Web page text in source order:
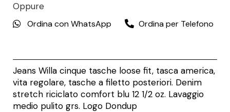
Oppure
Ordina con WhatsApp Ordina per Telefono
Jeans Willa cinque tasche loose fit, tasca america,
vita regolare, tasche a filetto posteriori. Denim
stretch riciclato comfort blu 12 1/2 oz. Lavaggio
medio pulito grs. Logo Dondup